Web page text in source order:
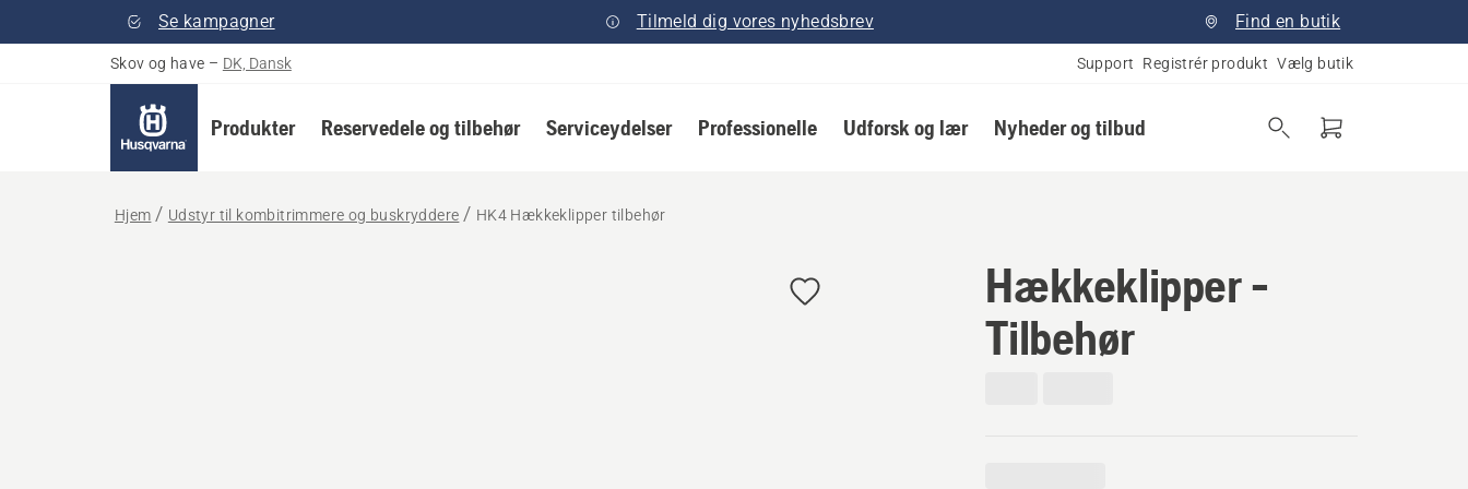
Se kampagner Tilmeld dig vores nyhedsbrev Find en butik
Skov og have – DK, Dansk Support Registrér produkt Vælg butik
Produkter Reservedele og tilbehør Serviceydelser Professionelle Udforsk og lær Nyheder og tilbud
Hjem Udstyr til kombitrimmere og buskryddere HK4 Hækkeklipper tilbehør
Hækkeklipper -
Tilbehør